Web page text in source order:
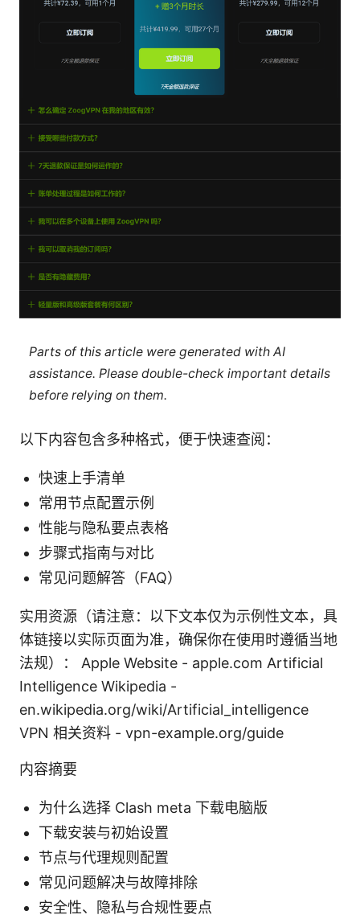
Parts of this article were generated with AI
assistance. Please double-check important details
before relying on them.
以下内容包含多种格式，便于快速查阅：
快速上手清单
常用节点配置示例
性能与隐私要点表格
步骤式指南与对比
常见问题解答（FAQ）
实用资源（请注意：以下文本仅为示例性文本，具
体链接以实际页面为准，确保你在使用时遵循当地
法规）： Apple Website - apple.com Artificial
Intelligence Wikipedia -
en.wikipedia.org/wiki/Artificial_intelligence
VPN 相关资料 - vpn-example.org/guide
内容摘要
为什么选择 Clash meta 下载电脑版
下载安装与初始设置
节点与代理规则配置
常见问题解决与故障排除
安全性、隐私与合规性要点